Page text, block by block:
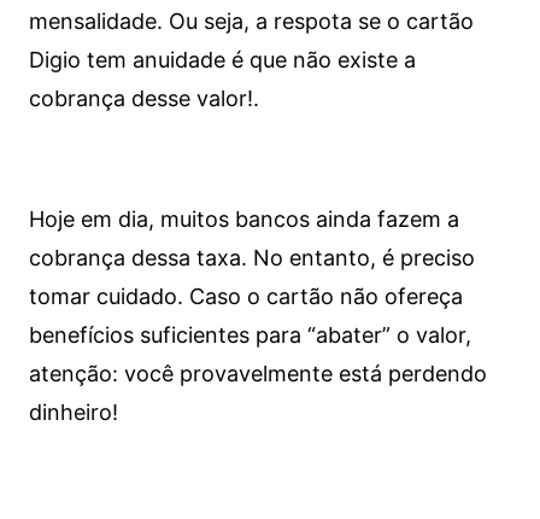
mensalidade. Ou seja, a respota se o cartão
Digio tem anuidade é que não existe a
cobrança desse valor!.
Hoje em dia, muitos bancos ainda fazem a
cobrança dessa taxa. No entanto, é preciso
tomar cuidado. Caso o cartão não ofereça
benefícios suficientes para “abater” o valor,
atenção: você provavelmente está perdendo
dinheiro!